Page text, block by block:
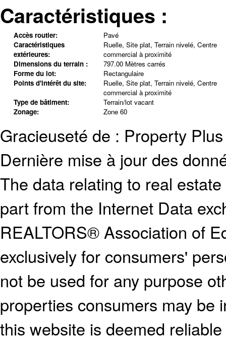
Caractéristiques :
Accès routier:
Pavé
Caractéristiques
extérieures:
Ruelle, Site plat, Terrain nivelé, Centre
commercial à proximité
Dimensions du terrain :
797.00 Mètres carrés
Forme du lot:
Rectangulaire
Points d'intérêt du site:
Ruelle, Site plat, Terrain nivelé, Centre
commercial à proximité
Type de bâtiment:
Terrain/lot vacant
Zonage:
Zone 60
Gracieuseté de : Property
Dernière mise à jour des
The data relating to real
part from the Internet Data
REALTORS® Association of
exclusively for consumers'
not be used for any purpose
properties consumers may be
this website is deemed